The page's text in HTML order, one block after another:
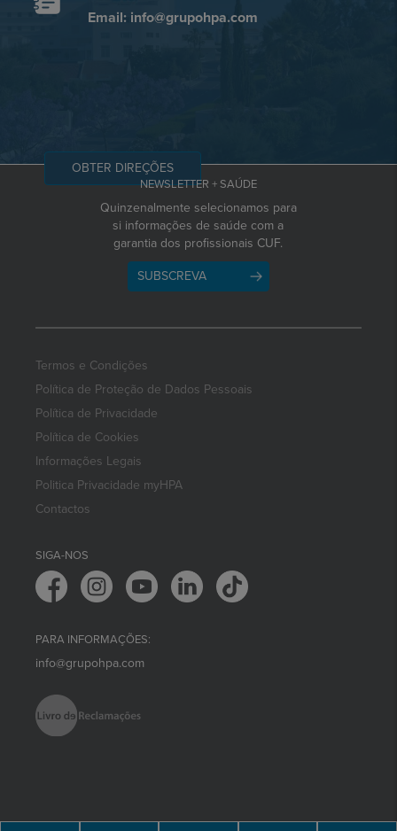
Email: info@grupohpa.com
OBTER DIREÇÕES
NEWSLETTER + SAÚDE
Quinzenalmente selecionamos para
si informações de saúde com a
garantia dos profissionais CUF.
SUBSCREVA
Termos e Condições
Política de Proteção de Dados Pessoais
Política de Privacidade
Política de Cookies
Informações Legais
Politica Privacidade myHPA
Contactos
SIGA-NOS
PARA INFORMAÇÕES:
info@grupohpa.com